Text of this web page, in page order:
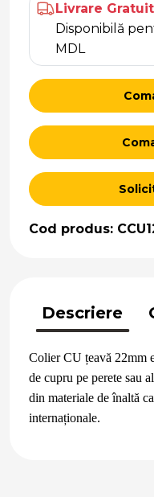
Livrare
Disponibilă
MDL
Cod produs:
Descriere
Colier CU țeavă 22mm
de cupru pe perete sau
din materiale de înaltă
internaționale.